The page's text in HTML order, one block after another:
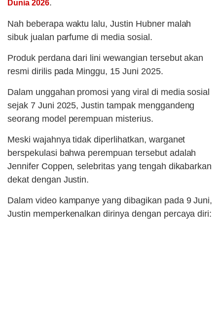
Dunia 2026.
Nah beberapa waktu lalu, Justin Hubner malah
sibuk jualan parfume di media sosial.
Produk perdana dari lini wewangian tersebut akan
resmi dirilis pada Minggu, 15 Juni 2025.
Dalam unggahan promosi yang viral di media sosial
sejak 7 Juni 2025, Justin tampak menggandeng
seorang model perempuan misterius.
Meski wajahnya tidak diperlihatkan, warganet
berspekulasi bahwa perempuan tersebut adalah
Jennifer Coppen, selebritas yang tengah dikabarkan
dekat dengan Justin.
Dalam video kampanye yang dibagikan pada 9 Juni,
Justin memperkenalkan dirinya dengan percaya diri: